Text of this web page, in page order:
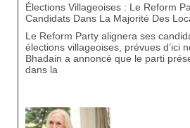
Élections Villageoises : Le Reform
Candidats Dans La Majorité Des
Le Reform Party alignera ses
élections villageoises, prévues d’ici
Bhadain a annoncé que le parti
dans la